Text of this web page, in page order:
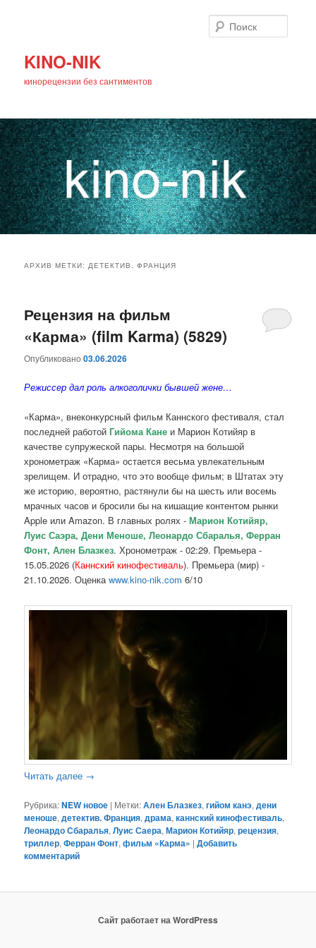
KINO-NIK
кинорецензии без сантиментов
основному
содержимому
дополнительному
содержимому
АРХИВ МЕТКИ:ДЕТЕКТИВ. ФРАНЦИЯ
Рецензия на фильм
«Карма» (film Karma) (5829)
Опубликовано03.06.2026
Режиссер дал роль алкоголички бывшей жене…
«Карма», внеконкурсный фильм Каннского фестиваля, стал
последней работойГийома Кане и Марион Котийяр в
качестве супружеской пары. Несмотря на большой
хронометраж «Карма» остается весьма увлекательным
зрелищем. И отрадно, что это вообще фильм; в Штатах эту
же историю, вероятно, растянули бы на шесть или восемь
мрачных часов и бросили бы на кишащие контентом рынки
Apple или Amazon. В главных ролях -Марион Котийяр,
Луис Саэра, Дени Меноше, Леонардо Сбаралья, Ферран
Фонт, Ален Блазкез. Хронометраж - 02:29. Премьера -
15.05.2026 (Каннский кинофестиваль). Премьера (мир) -
21.10.2026. Оценкаwww.kino-nik.com 6/10
Читать далее →
Рубрика:NEW новое | Метки:Ален Блазкез,гийом канэ,дени
меноше,детектив. Франция,драма,каннский кинофестиваль,
Леонардо Сбаралья,Луис Саера,Марион Котийяр,рецензия,
триллер,Ферран Фонт,фильм «Карма» |Добавить
комментарий
Сайт работает на WordPress